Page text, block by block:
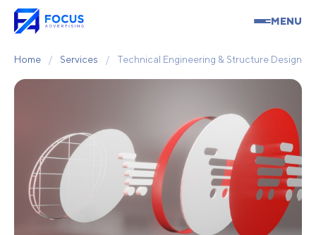
MENU
Home / Services / Technical Engineering & Structure Design